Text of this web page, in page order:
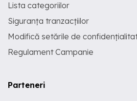
Lista categoriilor
Siguranța tranzacțiilor
Modifică setările de
Regulament Campanie
Parteneri